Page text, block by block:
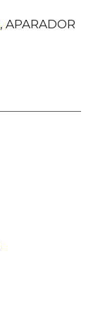
, APARADOR